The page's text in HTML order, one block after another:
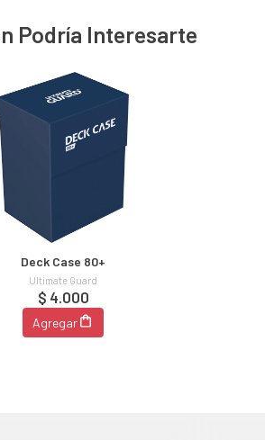
Podría Interesarte
Deck Case 80+
Ultimate Guard
$ 4.000
Agregar